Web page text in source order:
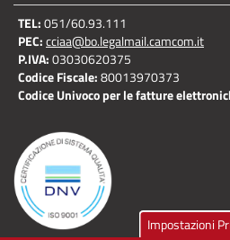
TEL:051/60.93.111
PEC:cciaa@bo.legalmail.camcom.it
P.IVA:03030620375
Codice Fiscale:80013970373
Codice Univoco per le fatture
Impostazioni